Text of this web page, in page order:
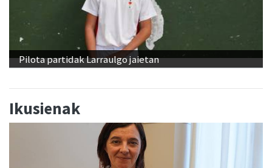
Pilota partidak Larraulgo jaietan
Ikusienak